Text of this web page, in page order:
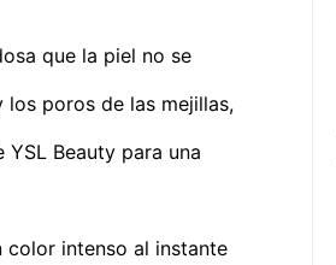
que la piel no se
los poros de las mejillas,
Beauty para una
intenso al instante